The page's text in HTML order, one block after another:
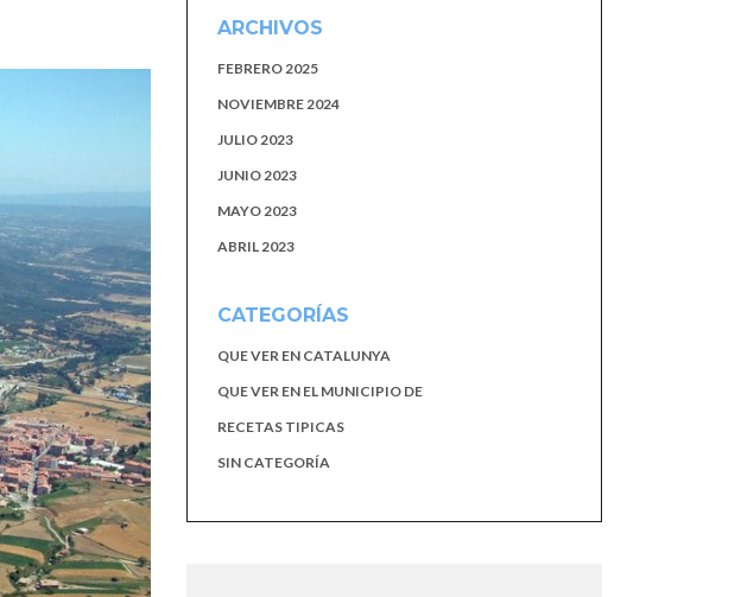
ARCHIVOS
FEBRERO 2025
NOVIEMBRE 2024
JULIO 2023
JUNIO 2023
MAYO 2023
ABRIL 2023
CATEGORÍAS
QUE VER EN CATALUNYA
QUE VER EN EL MUNICIPIO DE
RECETAS TIPICAS
SIN CATEGORÍA